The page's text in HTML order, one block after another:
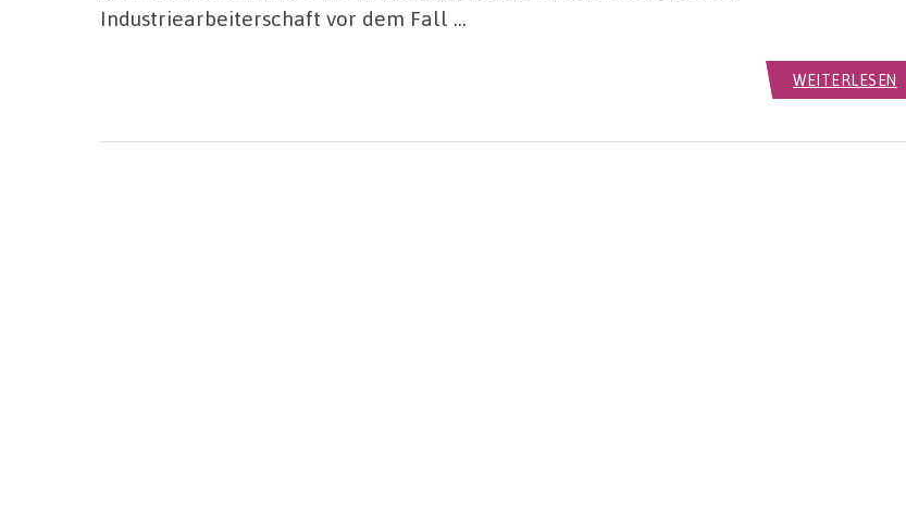
Industriearbeiterschaft vor dem Fall …
WEITERLESEN